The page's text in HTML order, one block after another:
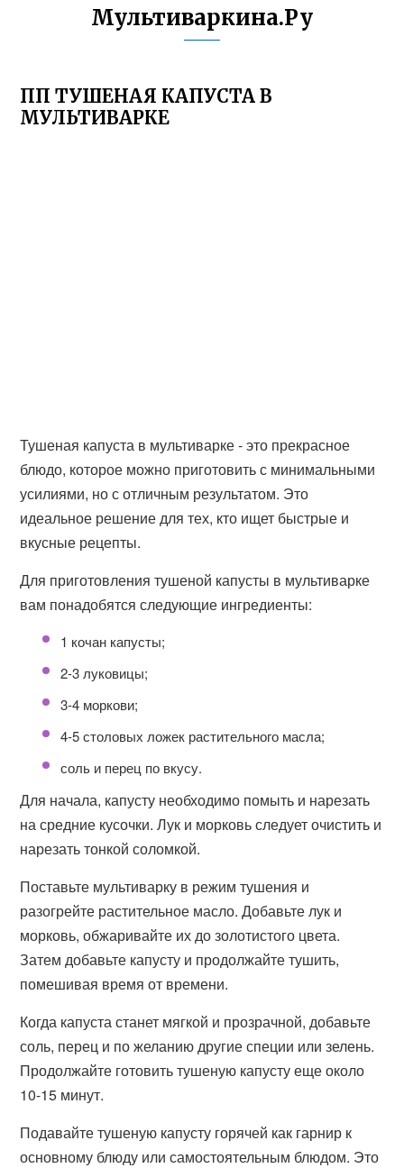
Мультиваркина.Ру
ПП ТУШЕНАЯ КАПУСТА В
МУЛЬТИВАРКЕ
Тушеная капуста в мультиварке - это прекрасное
блюдо, которое можно приготовить с минимальными
усилиями, но с отличным результатом. Это
идеальное решение для тех, кто ищет быстрые и
вкусные рецепты.
Для приготовления тушеной капусты в мультиварке
вам понадобятся следующие ингредиенты:
1 кочан капусты;
2-3 луковицы;
3-4 моркови;
4-5 столовых ложек растительного масла;
соль и перец по вкусу.
Для начала, капусту необходимо помыть и нарезать
на средние кусочки. Лук и морковь следует очистить и
нарезать тонкой соломкой.
Поставьте мультиварку в режим тушения и
разогрейте растительное масло. Добавьте лук и
морковь, обжаривайте их до золотистого цвета.
Затем добавьте капусту и продолжайте тушить,
помешивая время от времени.
Когда капуста станет мягкой и прозрачной, добавьте
соль, перец и по желанию другие специи или зелень.
Продолжайте готовить тушеную капусту еще около
10-15 минут.
Подавайте тушеную капусту горячей как гарнир к
основному блюду или самостоятельным блюдом. Это